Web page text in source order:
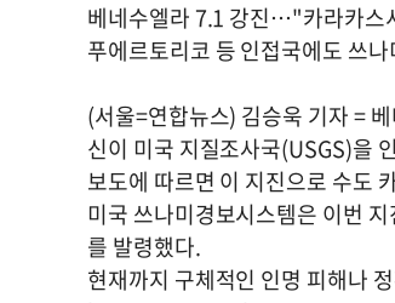
베네수엘라 7.1 강진…"카라카스
푸에르토리코 등 인접국에도 쓰
(서울=연합뉴스) 김승욱 기자 =
신이 미국 지질조사국(USGS)을
보도에 따르면 이 지진으로 수도
미국 쓰나미경보시스템은 이번
를 발령했다.
현재까지 구체적인 인명 피해나